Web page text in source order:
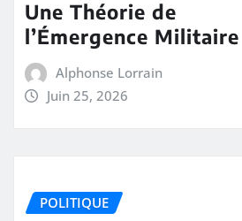
Une Théorie de
l’Émergence Militaire
Alphonse Lorrain
Juin 25, 2026
POLITIQUE